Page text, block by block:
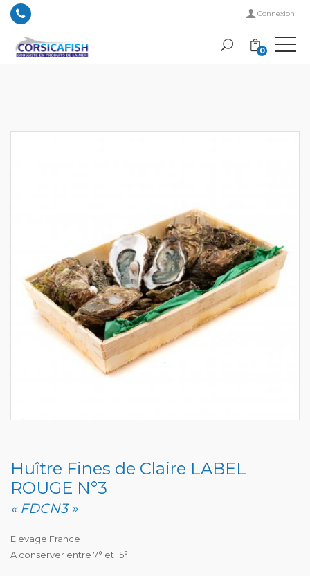
Connexion
0
Huître Fines de Claire LABEL
ROUGE N°3
« FDCN3 »
Elevage France
A conserver entre 7° et 15°